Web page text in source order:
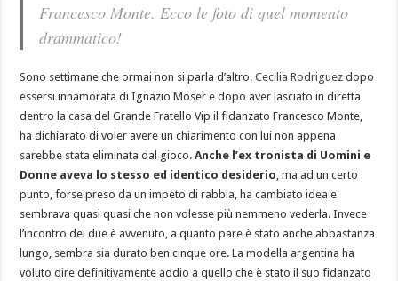
Francesco Monte. Ecco le foto di quel momento
drammatico!
Sono settimane che ormai non si parla d’altro.Cecilia Rodriguez dopo
essersi innamorata di Ignazio Moser e dopo aver lasciato in diretta
dentro la casa del Grande Fratello Vip il fidanzato Francesco Monte,
ha dichiarato di voler avere un chiarimento con lui non appena
sarebbe stata eliminata dal gioco.Anche l’ex tronista di Uomini e
Donne aveva lo stesso ed identico desiderio, ma ad un certo
punto, forse preso da un impeto di rabbia, ha cambiato idea e
sembrava quasi quasi che non volesse più nemmeno vederla. Invece
l’incontro dei due è avvenuto, a quanto pare è stato anche abbastanza
lungo, sembra sia durato ben cinque ore. La modella argentina ha
voluto dire definitivamente addio a quello che è stato il suo fidanzato